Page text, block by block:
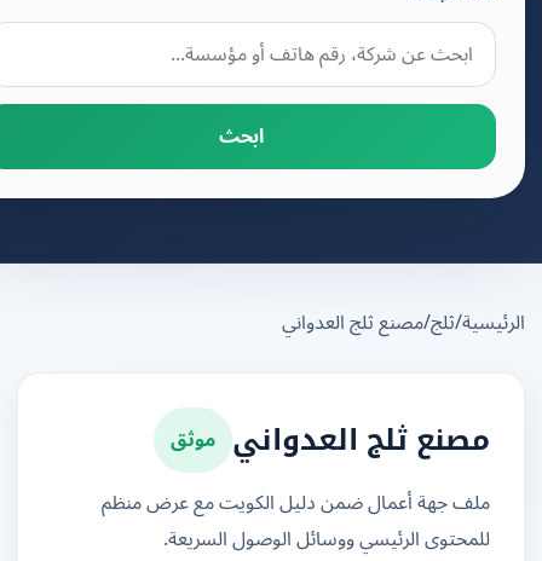
ابحث
/ثلج/مصنع ثلج العدواني
مصنع ثلج العدواني
موثق
ملف جهة أعمال ضمن دليل الكويت مع عرض منظم
للمحتوى الرئيسي ووسائل الوصول السريعة.